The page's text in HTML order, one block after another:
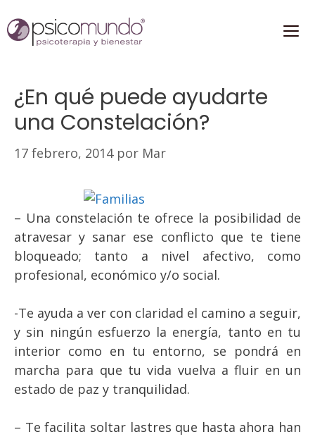
al
contenido
¿En qué puede ayudarte
una Constelación?
17 febrero, 2014 por Mar
– Una constelación te ofrece la posibilidad de
atravesar y sanar ese conflicto que te tiene
bloqueado; tanto a nivel afectivo, como
profesional, económico y/o social.
-Te ayuda a ver con claridad el camino a seguir,
y sin ningún esfuerzo la energía, tanto en tu
interior como en tu entorno, se pondrá en
marcha para que tu vida vuelva a fluir en un
estado de paz y tranquilidad.
– Te facilita soltar lastres que hasta ahora han